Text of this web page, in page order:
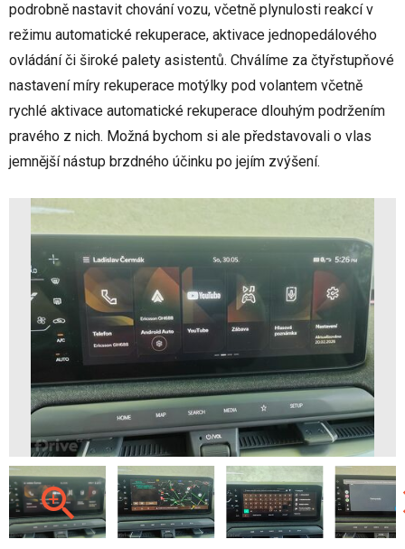
podrobně nastavit chování vozu, včetně plynulosti reakcí v
režimu automatické rekuperace, aktivace jednopedálového
ovládání či široké palety asistentů. Chválíme za čtyřstupňové
nastavení míry rekuperace motýlky pod volantem včetně
rychlé aktivace automatické rekuperace dlouhým podržením
pravého z nich. Možná bychom si ale představovali o vlas
jemnější nástup brzdného účinku po jejím zvýšení.